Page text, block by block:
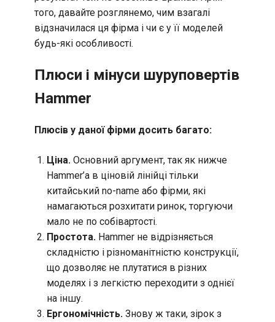
того, давайте розглянемо, чим взагалі
відзначилася ця фірма і чи є у її моделей
будь-які особливості.
Плюси і мінуси шуруповертів
Hammer
Плюсів у даної фірми досить багато:
Ціна. Основний аргумент, так як нижче
Hammer’a в ціновій лінійці тільки
китайський no-name або фірми, які
намагаються розхитати ринок, торгуючи
мало не по собівартості.
Простота. Hammer не відрізняється
складністю і різноманітністю конструкції,
що дозволяє не плутатися в різних
моделях і з легкістю переходити з однієї
на іншу.
Ергономічність. Знову ж таки, зірок з